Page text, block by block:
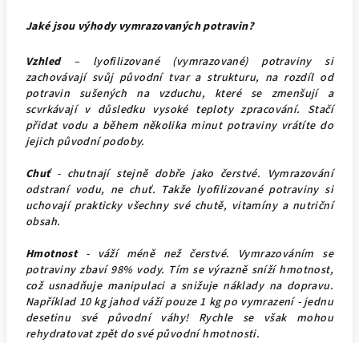
Jaké jsou výhody vymrazovaných potravin?
Vzhled– lyofilizované (vymrazované) potraviny si
zachovávají svůj původní tvar a strukturu, na rozdíl od
potravin sušených na vzduchu, které se zmenšují a
scvrkávají v důsledku vysoké teploty zpracování. Stačí
přidat vodu a během několika minut potraviny vrátíte do
jejich původní podoby.
Chuť- chutnají stejně dobře jako čerstvé. Vymrazování
odstraní vodu, ne chuť. Takže lyofilizované potraviny si
uchovají prakticky všechny své chutě, vitamíny a nutriční
obsah.
Hmotnost- váží méně než čerstvé. Vymrazováním se
potraviny zbaví 98% vody. Tím se výrazně sníží hmotnost,
což usnadňuje manipulaci a snižuje náklady na dopravu.
Například 10 kg jahod váží pouze 1 kg po vymrazení - jednu
desetinu své původní váhy! Rychle se však mohou
rehydratovat zpět do své původní hmotnosti.